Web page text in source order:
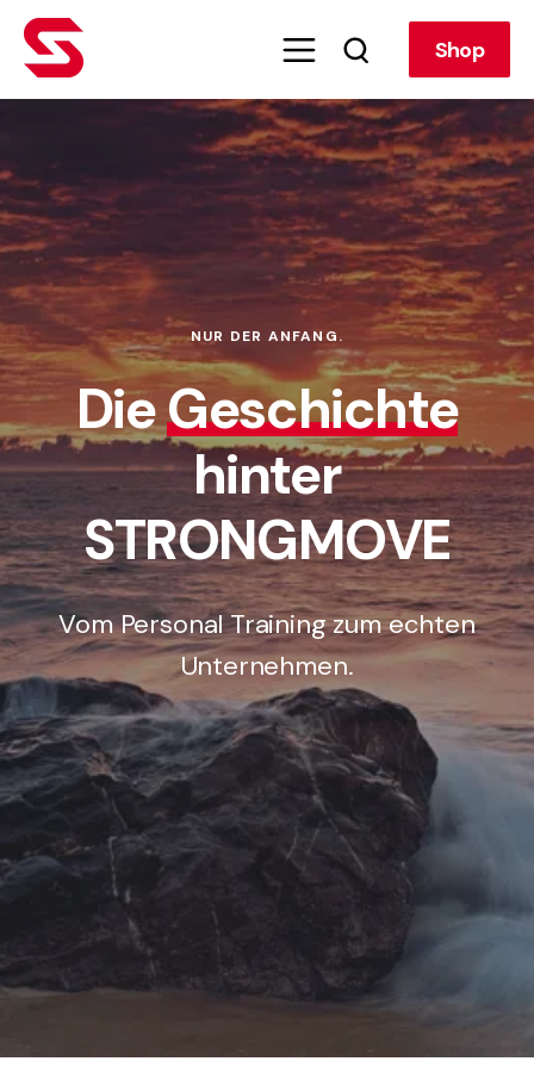
Shop
NUR DER ANFANG.
DieGeschichte
hinter
STRONGMOVE
Vom Personal Training zum echten
Unternehmen.